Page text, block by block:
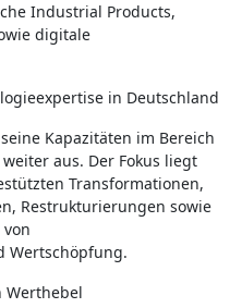
Industrial Products,
digitale
in Deutschland
Kapazitäten im Bereich
aus. Der Fokus liegt
Transformationen,
Restrukturierungen sowie
Wertschöpfung.
Werthebel